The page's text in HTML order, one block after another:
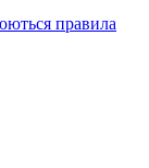
правила